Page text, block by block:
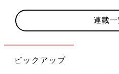
で食べることで舌の運動がしっ
もいい影響があります。
また、日常生活では親が子どもの
も大事なことです。発音が悪い
連載
ピックアップ